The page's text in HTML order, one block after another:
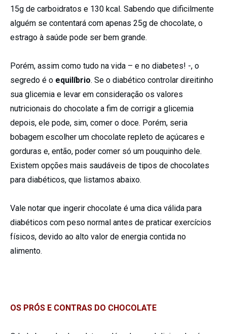
15g de carboidratos e 130 kcal. Sabendo que dificilmente
alguém se contentará com apenas 25g de chocolate, o
estrago à saúde pode ser bem grande.
Porém, assim como tudo na vida – e no diabetes! -, o
segredo é o equilíbrio. Se o diabético controlar direitinho
sua glicemia e levar em consideração os valores
nutricionais do chocolate a fim de corrigir a glicemia
depois, ele pode, sim, comer o doce. Porém, seria
bobagem escolher um chocolate repleto de açúcares e
gorduras e, então, poder comer só um pouquinho dele.
Existem opções mais saudáveis de tipos de chocolates
para diabéticos, que listamos abaixo.
Vale notar que ingerir chocolate é uma dica válida para
diabéticos com peso normal antes de praticar exercícios
físicos, devido ao alto valor de energia contida no
alimento.
OS PRÓS E CONTRAS DO CHOCOLATE